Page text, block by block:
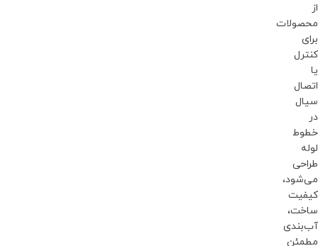
از
محصولات
برای
کنترل
یا
اتصال
سیال
در
خطوط
لوله
طراحی
می‌شود،
کیفیت
ساخت،
آب‌بندی
مطمئن